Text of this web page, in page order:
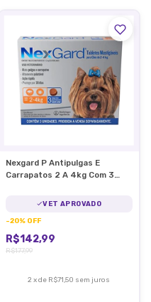
Nexgard P Antipulgas E
Carrapatos 2 A 4kg Com 3
VET APROVADO
-20% OFF
R$142,99
R$177,99
2 xde R$71,50 sem juros